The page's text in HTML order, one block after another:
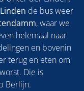
de bus weer
, waar we
helemaal naar
en bovenin
terug en eten om
Die is
Berlijn.